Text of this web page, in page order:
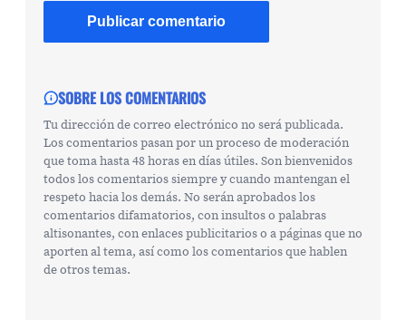
SOBRE LOS COMENTARIOS
Tu dirección de correo electrónico no será publicada.
Los comentarios pasan por un proceso de moderación
que toma hasta 48 horas en días útiles. Son bienvenidos
todos los comentarios siempre y cuando mantengan el
respeto hacia los demás. No serán aprobados los
comentarios difamatorios, con insultos o palabras
altisonantes, con enlaces publicitarios o a páginas que no
aporten al tema, así como los comentarios que hablen
de otros temas.